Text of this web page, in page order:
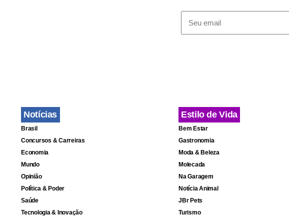
com idade de 6 a 8 anos a
Notícias
Brasil
Concursos & Carreiras
Economia
Mundo
Opinião
Política & Poder
Saúde
Tecnologia & Inovação
Estilo de Vida
Bem Estar
Gastronomia
Moda & Beleza
Molecada
Na Garagem
Notícia Animal
JBr Pets
Turismo